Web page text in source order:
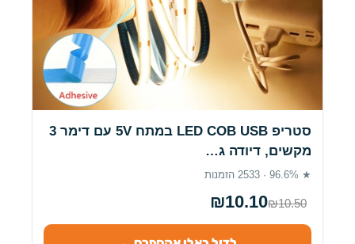
סטריפ LED COB USB במתח 5V עם דימר 3
מקשים, דיודה ג…
★ 96.6% · 2533 הזמנות
₪10.10₪10.50